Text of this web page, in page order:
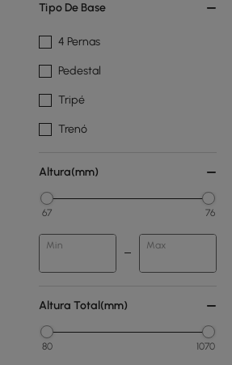
Tipo De Base
4 Pernas
Pedestal
Tripé
Trenó
Altura(mm)
67 76
Min Max
Altura Total(mm)
80 1070